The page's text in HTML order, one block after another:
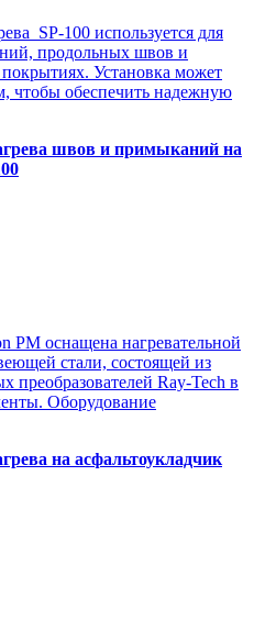
SP-100 используется для
продольных швов и
Установка может
чтобы обеспечить надежную
швов и примыканий на
PM оснащена нагревательной
стали, состоящей из
преобразователей Ray-Tech в
Оборудование
на асфальтоукладчик